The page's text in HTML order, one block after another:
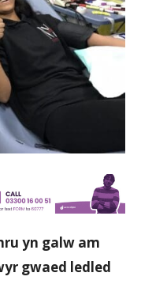
yn galw am
gwaed ledled